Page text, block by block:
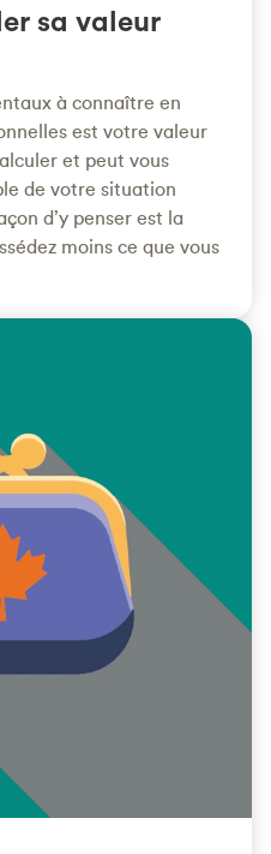
sa valeur
à connaître en
est votre valeur
et peut vous
de votre situation
d’y penser est la
moins ce que vous